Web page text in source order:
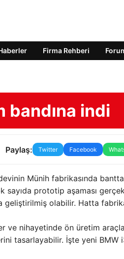
Firma Rehberi
bandına indi
Paylaş: Twitter Facebook
Münih fabrikasında
prototip aşaması
geliştirilmiş olabilir. Hatta
ve nihayetinde ön üretim
tasarlayabilir. İşte yeni